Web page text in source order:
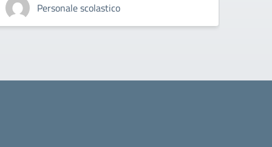
Personale scolastico